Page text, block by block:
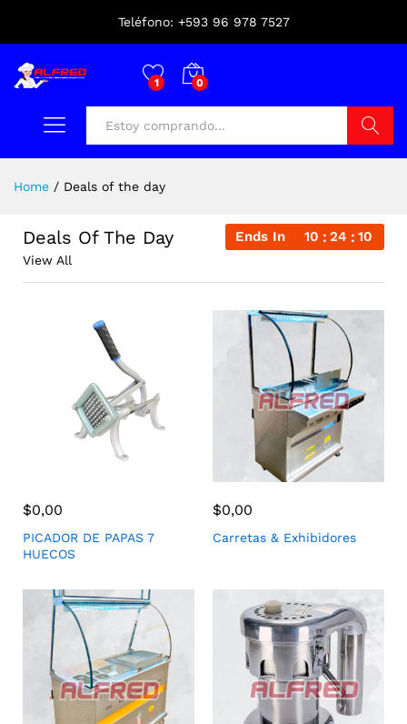
Teléfono: +593 96 978 7527
1 0
Home / Deals of the day
Deals Of The Day Ends In 10 24 09
View All
$0,00
PICADOR DE PAPAS 7
HUECOS
$0,00
Carretas & Exhibidores